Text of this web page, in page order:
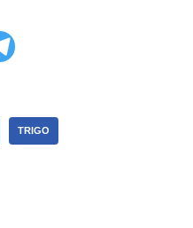
TRIGO